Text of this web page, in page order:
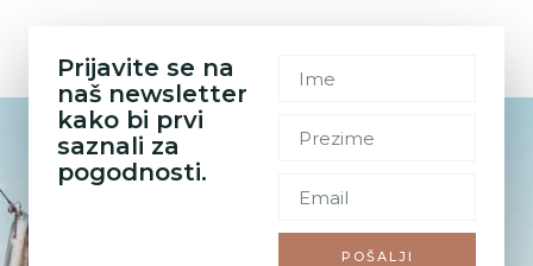
Prijavite se na
naš newsletter
kako bi prvi
saznali za
pogodnosti.
POŠALJI